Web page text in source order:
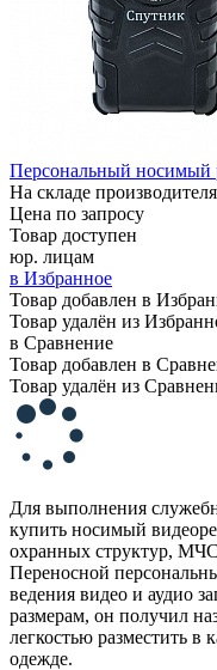
Персональный
На складе производителя
Цена по запросу
Товар доступен
юр. лицам
в Избранное
Товар добавлен в
Товар удалён из
в Сравнение
Товар добавлен в
Товар удалён из
Для выполнения
купить носимый
охранных структур,
Переносной
ведения видео и аудио
размерам, он получил
легкостью разместить
одежде.